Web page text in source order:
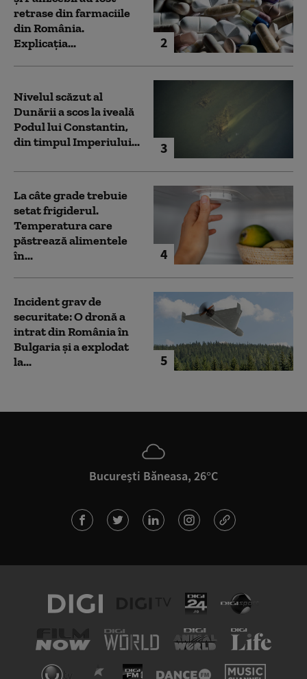
2
retrase din farmaciile
din România.
Explicația...
3
Nivelul scăzut al
Dunării a scos la iveală
Podul lui Constantin,
din timpul Imperiului...
4
La câte grade trebuie
setat frigiderul.
Temperatura care
păstrează alimentele
în...
5
Incident grav de
securitate: O dronă a
intrat din România în
Bulgaria şi a explodat
la...
București Băneasa, 26°C